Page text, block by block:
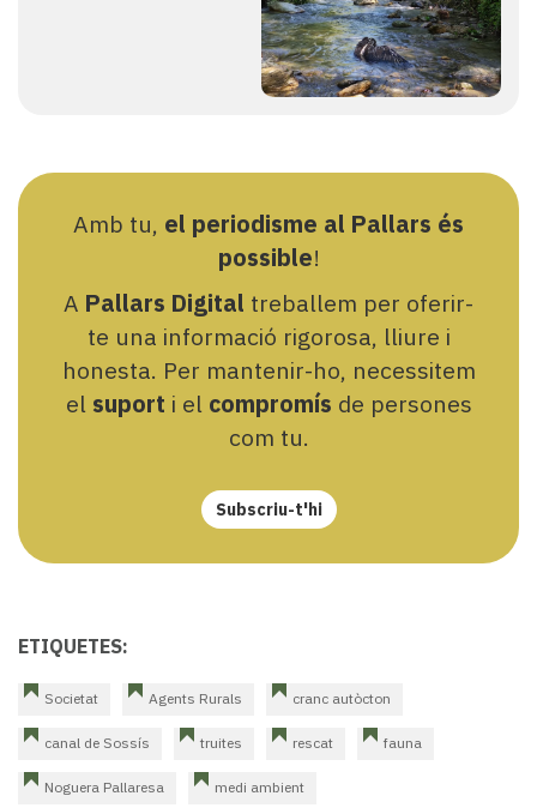
Amb tu, el periodisme al Pallars és
possible!
A Pallars Digital treballem per oferir-
te una informació rigorosa, lliure i
honesta. Per mantenir-ho, necessitem
el suport i el compromís de persones
com tu.
Subscriu-t'hi
ETIQUETES:
Societat Agents Rurals cranc autòcton
canal de Sossís truites rescat fauna
Noguera Pallaresa medi ambient